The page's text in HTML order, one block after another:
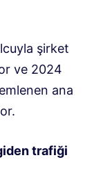
şirket
ve 2024
ana
trafiği